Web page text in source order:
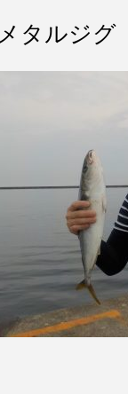
メタルジグ